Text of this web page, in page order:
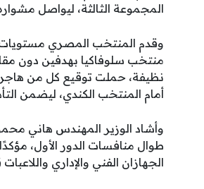
المجموعة الثالثة، ليواصل
وقدم المنتخب المصري
منتخب سلوفاكيا بهدفين دون
نظيفة، حملت توقيع كل من هاجر
أمام المنتخب الكندي، ليضمن
وأشاد الوزير المهندس هاني
طوال منافسات الدور الأول، مؤكدًا
الجهازان الفني والإداري